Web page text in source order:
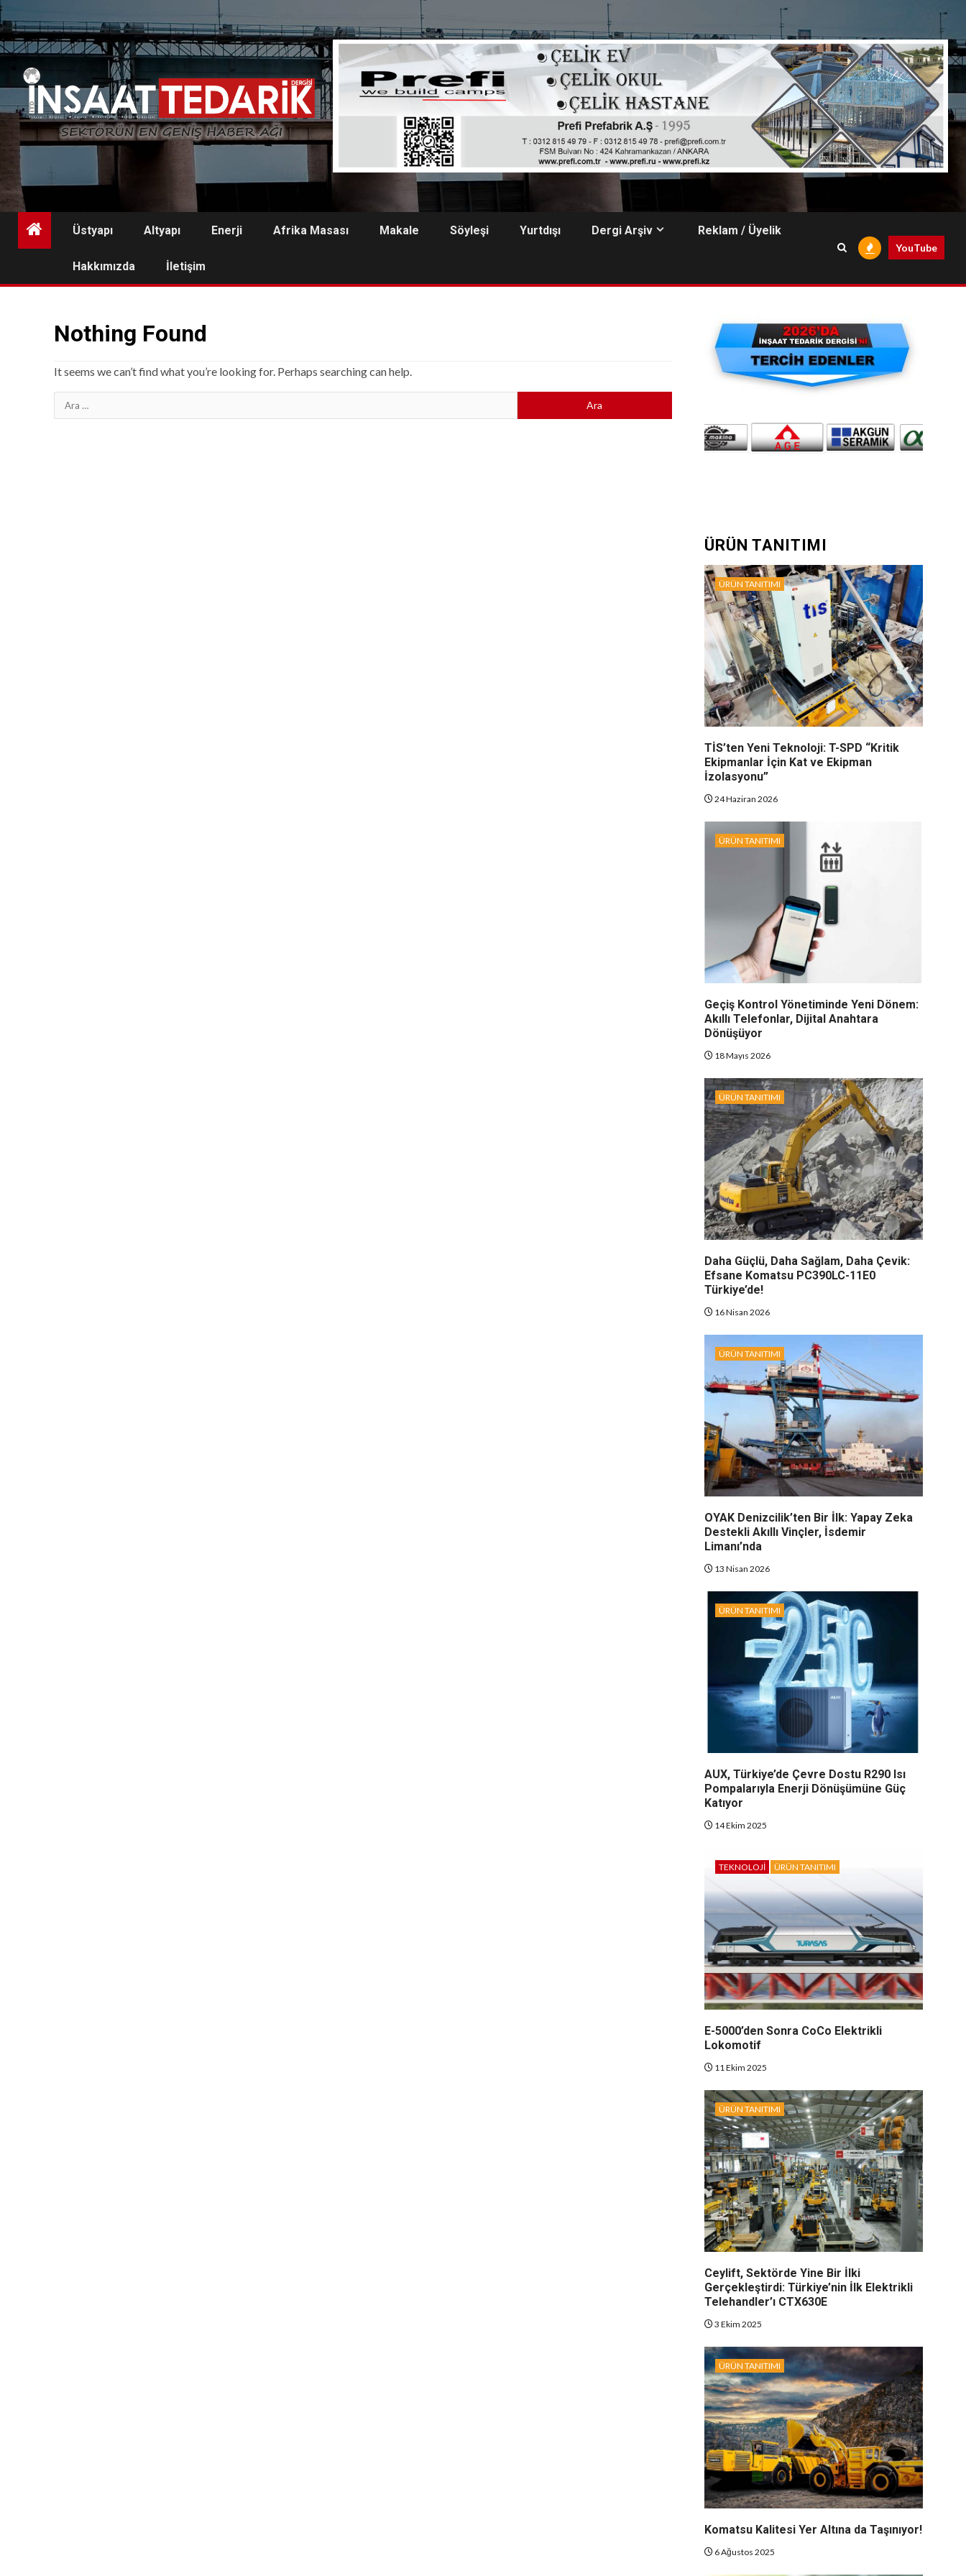
Skip
to
content
Üstyapı Altyapı Enerji Afrika Masası Makale Söyleşi Yurtdışı Dergi Arşiv Reklam / Üyelik
Hakkımızda İletişim
YouTube
Nothing Found
It seems we can’t find what you’re looking for. Perhaps searching can help.
Arama:
ÜRÜN TANITIMI
ÜRÜN TANITIMI
TİS’ten Yeni Teknoloji: T-SPD “Kritik
Ekipmanlar İçin Kat ve Ekipman
İzolasyonu”
24 Haziran 2026
ÜRÜN TANITIMI
Geçiş Kontrol Yönetiminde Yeni Dönem:
Akıllı Telefonlar, Dijital Anahtara
Dönüşüyor
18 Mayıs 2026
ÜRÜN TANITIMI
Daha Güçlü, Daha Sağlam, Daha Çevik:
Efsane Komatsu PC390LC-11E0
Türkiye’de!
16 Nisan 2026
ÜRÜN TANITIMI
OYAK Denizcilik’ten Bir İlk: Yapay Zeka
Destekli Akıllı Vinçler, İsdemir
Limanı’nda
13 Nisan 2026
ÜRÜN TANITIMI
AUX, Türkiye’de Çevre Dostu R290 Isı
Pompalarıyla Enerji Dönüşümüne Güç
Katıyor
14 Ekim 2025
TEKNOLOJI ÜRÜN TANITIMI
E-5000’den Sonra CoCo Elektrikli
Lokomotif
11 Ekim 2025
ÜRÜN TANITIMI
Ceylift, Sektörde Yine Bir İlki
Gerçekleştirdi: Türkiye’nin İlk Elektrikli
Telehandler’ı CTX630E
3 Ekim 2025
ÜRÜN TANITIMI
Komatsu Kalitesi Yer Altına da Taşınıyor!
6 Ağustos 2025